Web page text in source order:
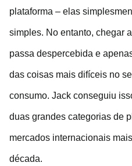
plataforma – elas
simples. No entanto, chegar
passa despercebida e
das coisas mais difíceis no
consumo. Jack conseguiu
duas grandes categorias de
mercados internacionais
década.